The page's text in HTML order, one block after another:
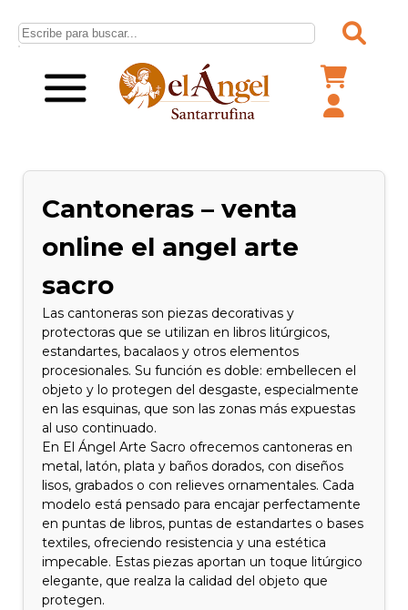
Cantoneras – venta
online el angel arte
sacro
Las cantoneras son piezas decorativas y
protectoras que se utilizan en libros litúrgicos,
estandartes, bacalaos y otros elementos
procesionales. Su función es doble: embellecen el
objeto y lo protegen del desgaste, especialmente
en las esquinas, que son las zonas más expuestas
al uso continuado.
En El Ángel Arte Sacro ofrecemos cantoneras en
metal, latón, plata y baños dorados, con diseños
lisos, grabados o con relieves ornamentales. Cada
modelo está pensado para encajar perfectamente
en puntas de libros, puntas de estandartes o bases
textiles, ofreciendo resistencia y una estética
impecable. Estas piezas aportan un toque litúrgico
elegante, que realza la calidad del objeto que
protegen.